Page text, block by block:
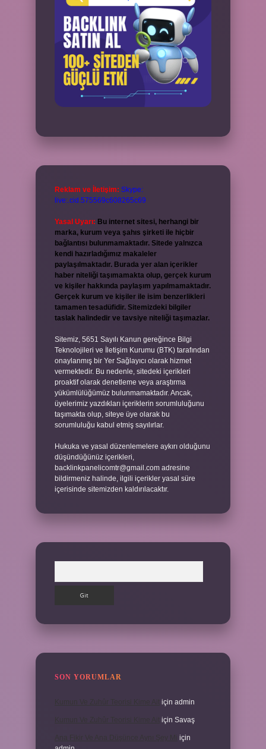
Reklam ve İletişim: Skype:
live:.cid.575569c608265c69
Yasal Uyarı: Bu internet sitesi, herhangi bir
marka, kurum veya şahıs şirketi ile hiçbir
bağlantısı bulunmamaktadır. Sitede yalnızca
kendi hazırladığımız makaleler
paylaşılmaktadır. Burada yer alan içerikler
haber niteliği taşımamakta olup, gerçek kurum
ve kişiler hakkında paylaşım yapılmamaktadır.
Gerçek kurum ve kişiler ile isim benzerlikleri
tamamen tesadüfidir. Sitemizdeki bilgiler
taslak halindedir ve tavsiye niteliği taşımazlar.
Sitemiz, 5651 Sayılı Kanun gereğince Bilgi
Teknolojileri ve İletişim Kurumu (BTK) tarafından
onaylanmış bir Yer Sağlayıcı olarak hizmet
vermektedir. Bu nedenle, sitedeki içerikleri
proaktif olarak denetleme veya araştırma
yükümlülüğümüz bulunmamaktadır. Ancak,
üyelerimiz yazdıkları içeriklerin sorumluluğunu
taşımakta olup, siteye üye olarak bu
sorumluluğu kabul etmiş sayılırlar.
Hukuka ve yasal düzenlemelere aykırı olduğunu
düşündüğünüz içerikleri,
backlinkpanelicomtr@gmail.com adresine
bildirmeniz halinde, ilgili içerikler yasal süre
içerisinde sitemizden kaldırılacaktır.
SON YORUMLAR
için admin
için Savaş
için